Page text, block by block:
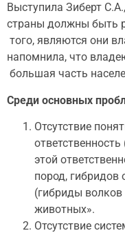
Выступила Зиберт
страны должны быть
того, являются они
напомнила, что
большая часть
Среди основных
Отсутствие
этой
пород,
(гибриды
животных».
Отсутствие